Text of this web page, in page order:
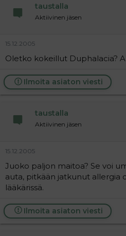
taustalla
Aktiivinen jäsen
15.12.2005
Oletko kokeillut Duphalacia?
Ilmoita asiaton viesti
taustalla
Aktiivinen jäsen
15.12.2005
Juoko paljon maitoa? Se voi
auta, pitkään jatkunut allergia
lääkärissä.
Ilmoita asiaton viesti